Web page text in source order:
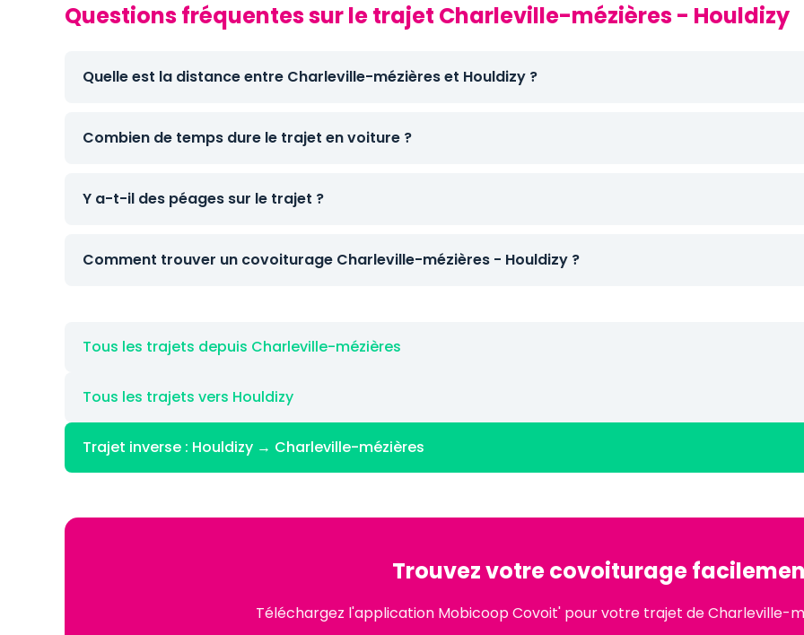
Questions fréquentes sur le trajet Charleville-mézières - Houldizy
Quelle est la distance entre Charleville-mézières et Houldizy ?
Combien de temps dure le trajet en voiture ?
Y a-t-il des péages sur le trajet ?
Comment trouver un covoiturage Charleville-mézières - Houldizy ?
Tous les trajets depuis Charleville-mézières
Tous les trajets vers Houldizy
Trajet inverse : Houldizy → Charleville-mézières
Trouvez votre covoiturage
Téléchargez l'application Mobicoop Covoit' pour votre trajet de Charleville-